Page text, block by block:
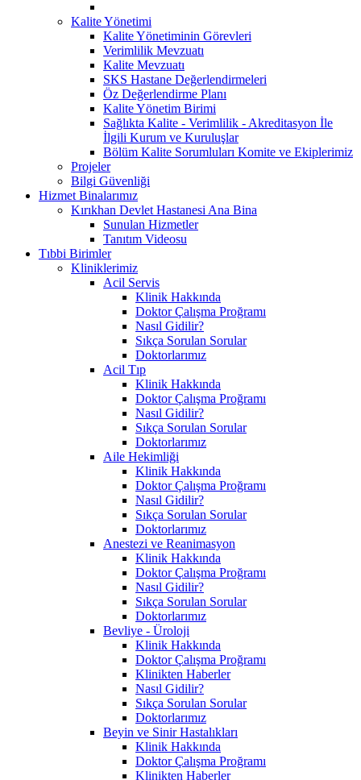
Kalite Yönetimi
Kalite Yönetiminin Görevleri
Verimlilik Mevzuatı
Kalite Mevzuatı
SKS Hastane Değerlendirmeleri
Öz Değerlendirme Planı
Kalite Yönetim Birimi
Sağlıkta Kalite - Verimlilik - Akreditasyon İle
İlgili Kurum ve Kuruluşlar
Bölüm Kalite Sorumluları Komite ve Ekiplerimiz
Projeler
Bilgi Güvenliği
Hizmet Binalarımız
Kırıkhan Devlet Hastanesi Ana Bina
Sunulan Hizmetler
Tanıtım Videosu
Tıbbi Birimler
Kliniklerimiz
Acil Servis
Klinik Hakkında
Doktor Çalışma Proğramı
Nasıl Gidilir?
Sıkça Sorulan Sorular
Doktorlarımız
Acil Tıp
Klinik Hakkında
Doktor Çalışma Proğramı
Nasıl Gidilir?
Sıkça Sorulan Sorular
Doktorlarımız
Aile Hekimliği
Klinik Hakkında
Doktor Çalışma Proğramı
Nasıl Gidilir?
Sıkça Sorulan Sorular
Doktorlarımız
Anestezi ve Reanimasyon
Klinik Hakkında
Doktor Çalışma Proğramı
Nasıl Gidilir?
Sıkça Sorulan Sorular
Doktorlarımız
Bevliye - Üroloji
Klinik Hakkında
Doktor Çalışma Proğramı
Klinikten Haberler
Nasıl Gidilir?
Sıkça Sorulan Sorular
Doktorlarımız
Beyin ve Sinir Hastalıkları
Klinik Hakkında
Doktor Çalışma Proğramı
Klinikten Haberler